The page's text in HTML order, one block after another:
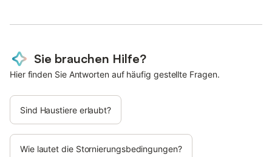
Sie brauchen Hilfe?
Hier finden Sie Antworten auf häufig gestellte Fragen.
Sind Haustiere erlaubt?
Wie lautet die Stornierungsbedingungen?